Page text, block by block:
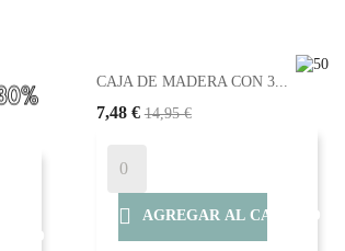
CAJA DE MADERA CON 3...
7,48 € 14,95 €
 AGREGAR AL CARRITO